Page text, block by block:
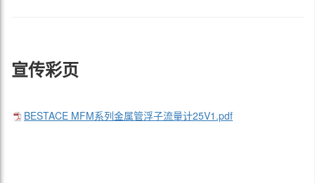
宣传彩页
BESTACE MFM系列金属管浮子流量计25V1.pdf